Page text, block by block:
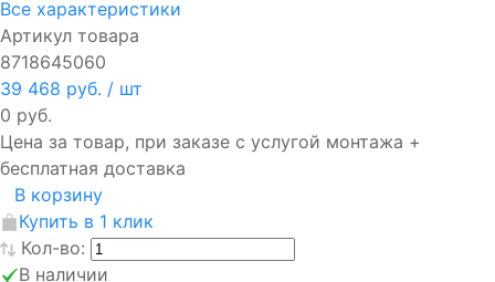
Все характеристики
Артикул товара
8718645060
39 468 руб. / шт
0 руб.
Цена за товар, при заказе с услугой монтажа +
бесплатная доставка
В корзину
Купить в 1 клик
Кол-во:
В наличии